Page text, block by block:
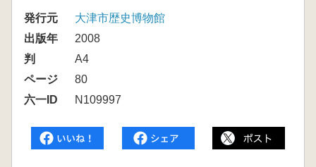
発行元
大津市歴史博物館
出版年
2008
判
A4
ページ
80
六一ID
N109997